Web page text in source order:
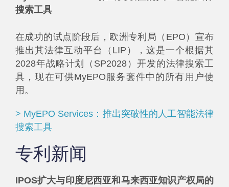
搜索工具
在成功的试点阶段后，欧洲专利局（EPO）宣布
推出其法律互动平台（LIP），这是一个根据其
2028年战略计划（SP2028）开发的法律搜索工
具，现在可供MyEPO服务套件中的所有用户使
用。
> MyEPO Services：推出突破性的人工智能法律
搜索工具
专利新闻
IPOS扩大与印度尼西亚和马来西亚知识产权局的